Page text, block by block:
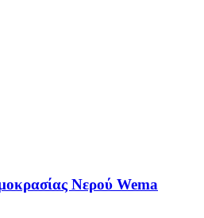
Νερού Wema